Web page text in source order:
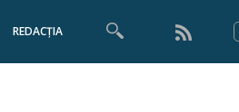
REDACȚIA